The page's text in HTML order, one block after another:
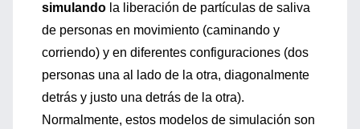
simulando la liberación de partículas de saliva
de personas en movimiento (caminando y
corriendo) y en diferentes configuraciones (dos
personas una al lado de la otra, diagonalmente
detrás y justo una detrás de la otra).
Normalmente, estos modelos de simulación son